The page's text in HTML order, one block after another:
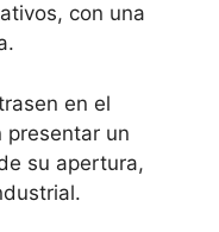
con una
en el
un
su apertura,